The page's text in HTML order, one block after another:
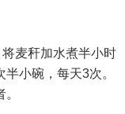
麦秆加水煮半小时
小碗，每天3次。